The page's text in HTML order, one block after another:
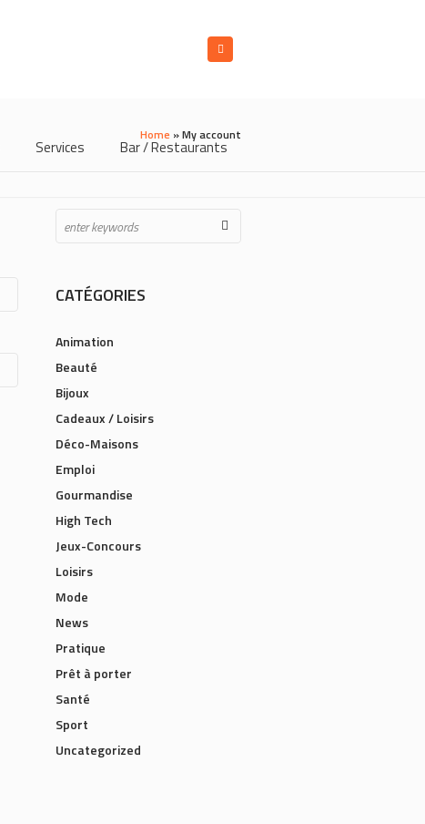
Services Bar / Restaurants
Home »My account
CATÉGORIES
Animation
Beauté
Bijoux
Cadeaux / Loisirs
Déco-Maisons
Emploi
Gourmandise
High Tech
Jeux-Concours
Loisirs
Mode
News
Pratique
Prêt à porter
Santé
Sport
Uncategorized